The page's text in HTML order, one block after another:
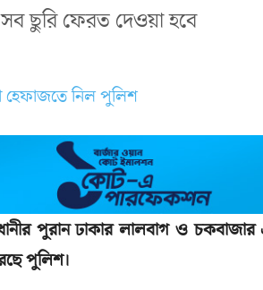
ছুরি ফেরত দেওয়া হবে
পুরান ঢাকার লালবাগ ও চকবাজার
পুলিশ।